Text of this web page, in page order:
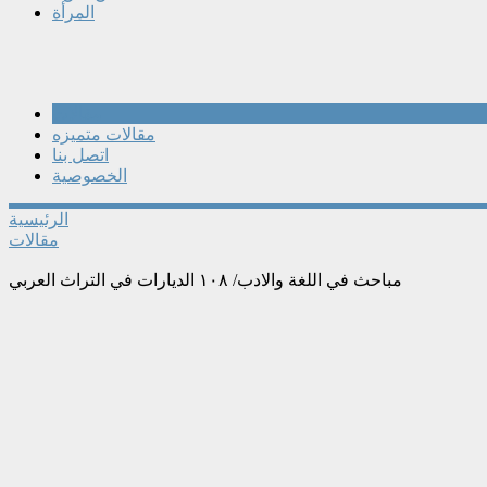
المرأة
مقالات متميزه
اتصل بنا
الخصوصية
الرئيسية
مقالات
مباحث في اللغة والادب/ ١٠٨ الديارات في التراث العربي